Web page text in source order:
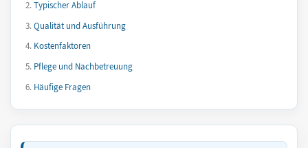
Typischer Ablauf
Qualität und Ausführung
Kostenfaktoren
Pflege und Nachbetreuung
Häufige Fragen